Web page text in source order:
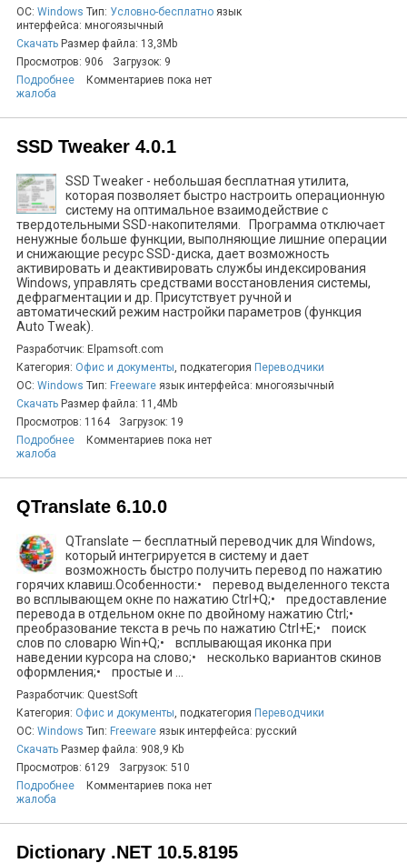
ОС: Windows Тип: Условно-бесплатно язык
интерфейса: многоязычный
Скачать Размер файла: 13,3Mb
Просмотров: 906
Загрузок: 9
Подробнее
Комментариев пока нет
жалоба
SSD Tweaker 4.0.1
SSD Tweaker - небольшая бесплатная утилита,
которая позволяет быстро настроить операционную
систему на оптимальное взаимодействие с
твердотельными SSD-накопителями. Программа отключает
ненужные больше функции, выполняющие лишние операции
и снижающие ресурс SSD-диска, дает возможность
активировать и деактивировать службы индексирования
Windows, управлять средствами восстановления системы,
дефрагментации и др. Присутствует ручной и
автоматический режим настройки параметров (функция
Auto Tweak).
Разработчик: Elpamsoft.com
Категория: Офис и документы, подкатегория Переводчики
ОС: Windows Тип: Freeware язык интерфейса: многоязычный
Скачать Размер файла: 11,4Mb
Просмотров: 1164
Загрузок: 19
Подробнее
Комментариев пока нет
жалоба
QTranslate 6.10.0
QTranslate — бесплатный переводчик для Windows,
который интегрируется в систему и дает
возможность быстро получить перевод по нажатию
горячих клавиш.Особенности:• перевод выделенного текста
во всплывающем окне по нажатию Ctrl+Q;• предоставление
перевода в отдельном окне по двойному нажатию Ctrl;•
преобразование текста в речь по нажатию Ctrl+E;• поиск
слов по словарю Win+Q;• всплывающая иконка при
наведении курсора на слово;• несколько вариантов скинов
оформления;• простые и ...
Разработчик: QuestSoft
Категория: Офис и документы, подкатегория Переводчики
ОС: Windows Тип: Freeware язык интерфейса: русский
Скачать Размер файла: 908,9 Kb
Просмотров: 6129
Загрузок: 510
Подробнее
Комментариев пока нет
жалоба
Dictionary .NET 10.5.8195